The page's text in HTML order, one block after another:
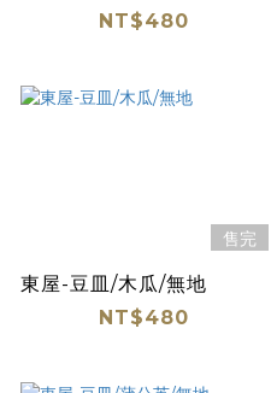
NT$480
售完
東屋-豆皿/木瓜/無地
NT$480